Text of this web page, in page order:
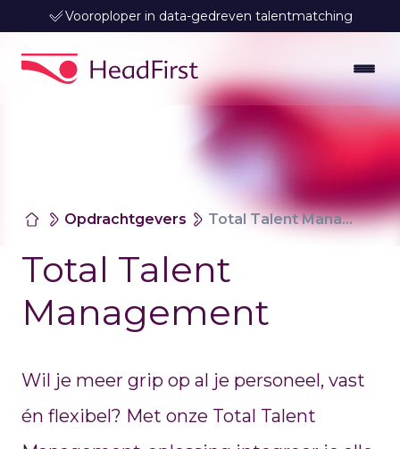
Vooroploper in data-gedreven talentmatching
Opdrachtgevers Total Talent Management
Total Talent
Management
Wil je meer grip op al je personeel, vast
én flexibel? Met onze Total Talent